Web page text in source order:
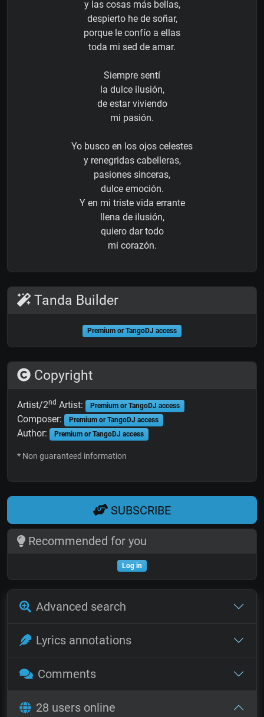
y las cosas más bellas,
despierto he de soñar,
porque le confío a ellas
toda mi sed de amar.
Siempre sentí
la dulce ilusión,
de estar viviendo
mi pasión.
Yo busco en los ojos celestes
y renegridas cabelleras,
pasiones sinceras,
dulce emoción.
Y en mi triste vida errante
llena de ilusión,
quiero dar todo
mi corazón.
Tanda Builder
Premium or TangoDJ access
Copyright
Artist/2nd Artist: Premium or TangoDJ access
Composer: Premium or TangoDJ access
Author: Premium or TangoDJ access
* Non guaranteed information
SUBSCRIBE
Recommended for you
Log in
Advanced search
Lyrics annotations
Comments
28 users online